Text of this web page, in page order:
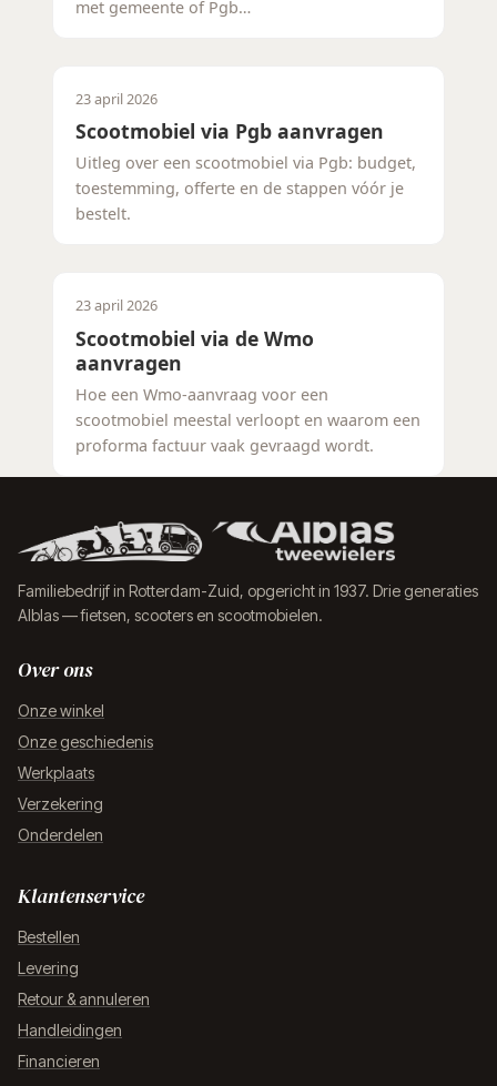
met gemeente of Pgb…
23 april 2026
Scootmobiel via Pgb aanvragen
Uitleg over een scootmobiel via Pgb: budget,
toestemming, offerte en de stappen vóór je
bestelt.
23 april 2026
Scootmobiel via de Wmo
aanvragen
Hoe een Wmo-aanvraag voor een
scootmobiel meestal verloopt en waarom een
proforma factuur vaak gevraagd wordt.
Familiebedrijf in Rotterdam-Zuid, opgericht in 1937. Drie generaties
Alblas — fietsen, scooters en scootmobielen.
Over ons
Onze winkel
Onze geschiedenis
Werkplaats
Verzekering
Onderdelen
Klantenservice
Bestellen
Levering
Retour & annuleren
Handleidingen
Financieren